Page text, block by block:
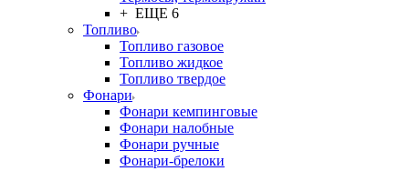
+ ЕЩЕ 6
Топливо
Топливо газовое
Топливо жидкое
Топливо твердое
Фонари
Фонари кемпинговые
Фонари налобные
Фонари ручные
Фонари-брелоки